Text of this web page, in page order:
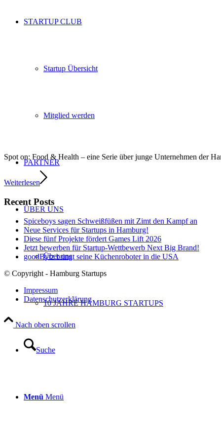
STARTUP CLUB
Startup Übersicht
Mitglied werden
PARTNER
ÜBER UNS
Über uns
10 JAHRE HAMBURG STARTUPS
Suche
Menü Menü
Spot on: Food & Health – eine Serie über junge Unternehmen der
Weiterlesen
Recent Posts
Spiceboys sagen Schweißfüßen mit Zimt den Kampf an
Neue Services für Startups in Hamburg!
Diese fünf Projekte fördert Games Lift 2026
Jetzt bewerben für Startup-Wettbewerb Next Big Brand!
goodBytz bringt seine Küchenroboter in die USA
© Copyright - Hamburg Startups
Impressum
Datenschutzerklärung
Nach oben scrollen